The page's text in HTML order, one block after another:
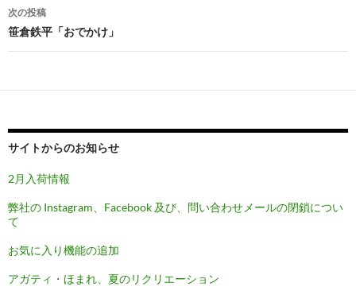
ビ
ゲ
ー
ョ
ン
次の投稿
笹倉鉄平「おでかけ」
サイトからのお知らせ
2月入荷情報
弊社の Instagram、Facebook 及び、問い合わせメールの閉鎖につい
て
お気に入り機能の追加
アガティ・ほまれ、夏のリクリエーション